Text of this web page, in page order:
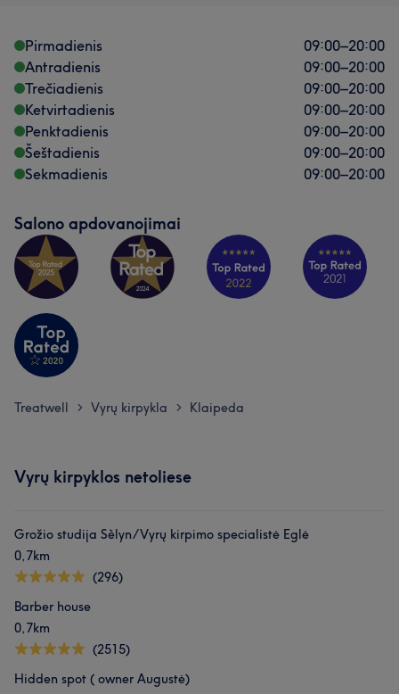
Profesionalus
Aukštos kvalifikacijos
Pirmadienis 09:00–20:00
Antradienis
09:00–20:00
Trečiadienis
09:00–20:00
Ketvirtadienis
09:00–20:00
Penktadienis
09:00–20:00
Šeštadienis
09:00–20:00
Sekmadienis
09:00–20:00
Salono apdovanojimai
Treatwell > Vyrų kirpykla > Klaipeda
Vyrų kirpyklos netoliese
Grožio studija Sèlyn/Vyrų kirpimo specialistė Eglė
0,7km
(296)
Barber house
0,7km
(2515)
Hidden spot ( owner Augustė)